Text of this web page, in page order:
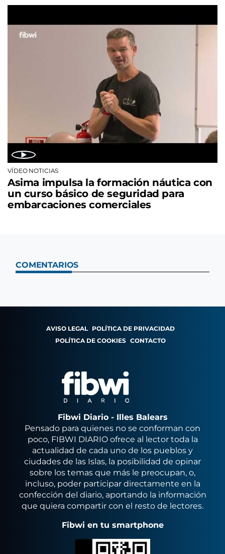
VÍDEO NOTICIAS
Asima impulsa la formación náutica con
un curso básico de seguridad para
embarcaciones comerciales
COMENTARIOS
AVISO LEGAL POLÍTICA DE PRIVACIDAD
POLÍTICA DE COOKIES CONTACTO
Fibwi Diario - Illes Balears
Pensado para quienes no se conforman con
poco, FIBWI DIARIO ofrece al lector toda la
actualidad de cada uno de los pueblos y
ciudades de las Islas, la posibilidad de opinar
sobre los temas que más le preocupan, o,
incluso, poder participar directamente en la
confección del diario, aportando la información
que quiera compartir con el resto de lectores.
Fibwi en tu smartphone